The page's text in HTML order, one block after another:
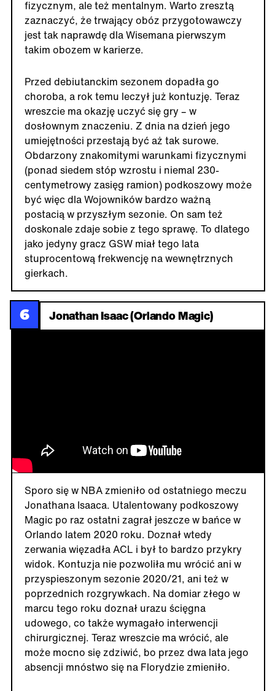
fizycznym, ale też mentalnym. Warto zresztą
zaznaczyć, że trwający obóz przygotowawczy
jest tak naprawdę dla Wisemana pierwszym
takim obozem w karierze.
Przed debiutanckim sezonem dopadła go
choroba, a rok temu leczył już kontuzję. Teraz
wreszcie ma okazję uczyć się gry – w
dosłownym znaczeniu. Z dnia na dzień jego
umiejętności przestają być aż tak surowe.
Obdarzony znakomitymi warunkami fizycznymi
(ponad siedem stóp wzrostu i niemal 230-
centymetrowy zasięg ramion) podkoszowy może
być więc dla Wojowników bardzo ważną
postacią w przyszłym sezonie. On sam też
doskonale zdaje sobie z tego sprawę. To dlatego
jako jedyny gracz GSW miał tego lata
stuprocentową frekwencję na wewnętrznych
gierkach.
6 Jonathan Isaac (Orlando Magic)
Sporo się w NBA zmieniło od ostatniego meczu
Jonathana Isaaca. Utalentowany podkoszowy
Magic po raz ostatni zagrał jeszcze w bańce w
Orlando latem 2020 roku. Doznał wtedy
zerwania więzadła ACL i był to bardzo przykry
widok. Kontuzja nie pozwoliła mu wrócić ani w
przyspieszonym sezonie 2020/21, ani też w
poprzednich rozgrywkach. Na domiar złego w
marcu tego roku doznał urazu ścięgna
udowego, co także wymagało interwencji
chirurgicznej. Teraz wreszcie ma wrócić, ale
może mocno się zdziwić, bo przez dwa lata jego
absencji mnóstwo się na Florydzie zmieniło.